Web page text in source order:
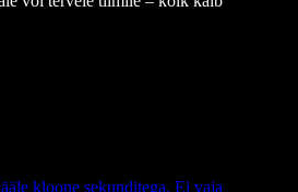
kloone sekunditega. Ei vaja